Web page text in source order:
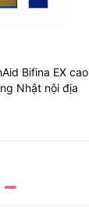
Bifina EX cao
Nhật nội địa